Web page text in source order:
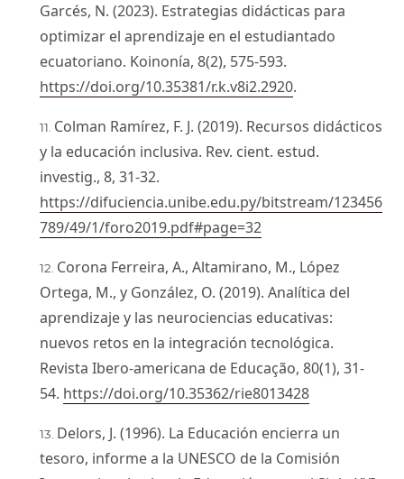
Garcés, N. (2023). Estrategias didácticas para
optimizar el aprendizaje en el estudiantado
ecuatoriano. Koinonía, 8(2), 575-593.
https://doi.org/10.35381/r.k.v8i2.2920.
Colman Ramírez, F. J. (2019). Recursos didácticos
y la educación inclusiva. Rev. cient. estud.
investig., 8, 31-32.
https://difuciencia.unibe.edu.py/bitstream/123456
789/49/1/foro2019.pdf#page=32
Corona Ferreira, A., Altamirano, M., López
Ortega, M., y González, O. (2019). Analítica del
aprendizaje y las neurociencias educativas:
nuevos retos en la integración tecnológica.
Revista Ibero-americana de Educação, 80(1), 31-
54. https://doi.org/10.35362/rie8013428
Delors, J. (1996). La Educación encierra un
tesoro, informe a la UNESCO de la Comisión